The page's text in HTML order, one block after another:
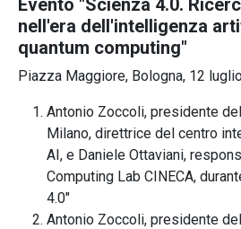
Evento "Scienza 4.0.
nell'era dell'intelligenza
quantum computing"
Piazza Maggiore, Bologna, 12
Antonio Zoccoli, presidente
Milano, direttrice del centro
AI, e Daniele Ottaviani,
Computing Lab CINECA,
4.0"
Antonio Zoccoli, presidente